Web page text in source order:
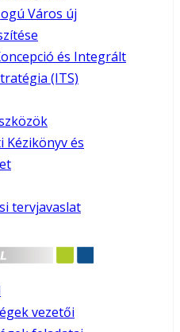
Város új
és Integrált
(ITS)
Kézikönyv és
tervjavaslat
vezetői